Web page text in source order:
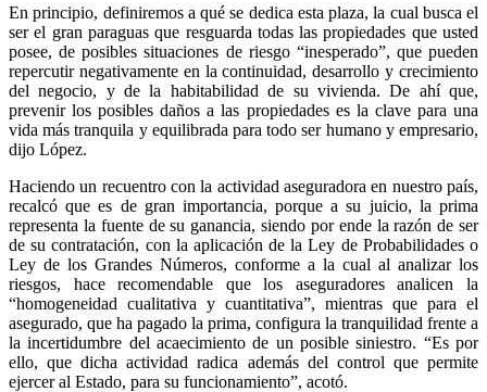
En principio, definiremos a qué se dedica esta plaza, la cual busca el
ser el gran paraguas que resguarda todas las propiedades que usted
posee, de posibles situaciones de riesgo “inesperado”, que pueden
repercutir negativamente en la continuidad, desarrollo y crecimiento
del negocio, y de la habitabilidad de su vivienda. De ahí que,
prevenir los posibles daños a las propiedades es la clave para una
vida más tranquila y equilibrada para todo ser humano y empresario,
dijo López.
Haciendo un recuentro con la actividad aseguradora en nuestro país,
recalcó que es de gran importancia, porque a su juicio, la prima
representa la fuente de su ganancia, siendo por ende la razón de ser
de su contratación, con la aplicación de la Ley de Probabilidades o
Ley de los Grandes Números, conforme a la cual al analizar los
riesgos, hace recomendable que los aseguradores analicen la
“homogeneidad cualitativa y cuantitativa”, mientras que para el
asegurado, que ha pagado la prima, configura la tranquilidad frente a
la incertidumbre del acaecimiento de un posible siniestro. “Es por
ello, que dicha actividad radica además del control que permite
ejercer al Estado, para su funcionamiento”, acotó.